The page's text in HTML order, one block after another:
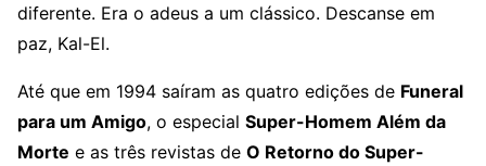
diferente. Era o adeus a um clássico. Descanse em
paz, Kal-El.
Até que em 1994 saíram as quatro edições de Funeral
para um Amigo, o especial Super-Homem Além da
Morte e as três revistas de O Retorno do Super-